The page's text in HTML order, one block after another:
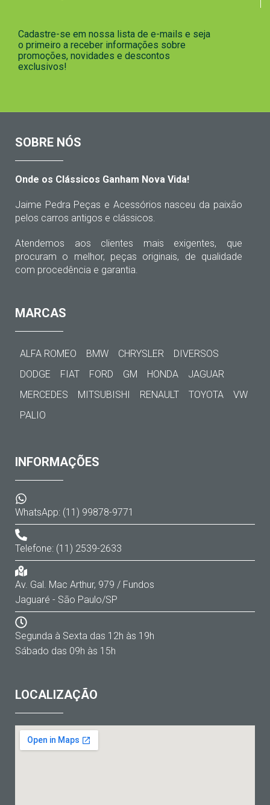
Cadastre-se em nossa lista de e-mails e seja
o primeiro a receber informações sobre
promoções, novidades e descontos
exclusivos!
SOBRE NÓS
Onde os Clássicos Ganham Nova Vida!
Jaime Pedra Peças e Acessórios nasceu da paixão
pelos carros antigos e clássicos.
Atendemos aos clientes mais exigentes, que
procuram o melhor, peças originais, de qualidade
com procedência e garantia.
MARCAS
ALFA ROMEO BMW CHRYSLER
DIVERSOS
DODGE
FIAT FORD GM HONDA
JAGUAR
MERCEDES
MITSUBISHI RENAULT TOYOTA
VW
PALIO
INFORMAÇÕES
WhatsApp: (11) 99878-9771
Telefone: (11) 2539-2633
Av. Gal. Mac Arthur, 979 / Fundos
Jaguaré - São Paulo/SP
Segunda à Sexta das 12h às 19h
Sábado das 09h às 15h
LOCALIZAÇÃO